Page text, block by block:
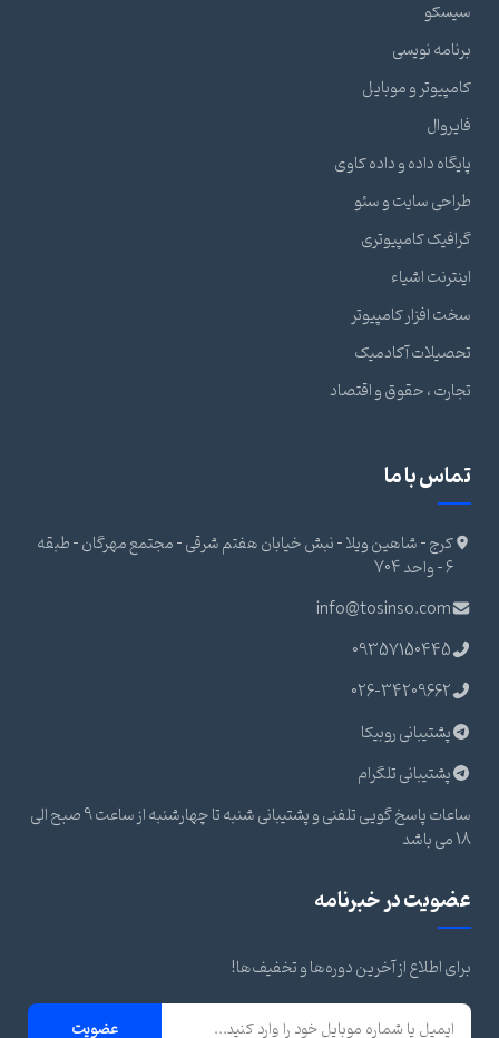
سیسکو
برنامه نویسی
کامپیوتر و موبایل
فایروال
پایگاه داده و داده کاوی
طراحی سایت و سئو
گرافیک کامپیوتری
اینترنت اشیاء
سخت افزار کامپیوتر
تحصیلات آکادمیک
تجارت ، حقوق و اقتصاد
تماس با ما
کرج - شاهین ویلا - نبش خیابان هفتم شرقی - مجتمع مهرگان - طبقه
6 - واحد 704
info@tosinso.com
09357150445
026-34209662
پشتیبانی روبیکا
پشتیبانی تلگرام
ساعات پاسخ گویی تلفنی و پشتیبانی شنبه تا چهارشنبه از ساعت 9 صبح الی
18 می باشد
عضویت در خبرنامه
برای اطلاع از آخرین دوره‌ها و تخفیف‌ها!
عضویت